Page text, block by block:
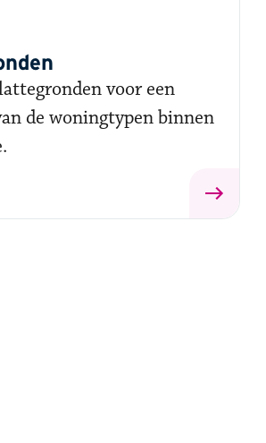
voor een
de woningtypen binnen